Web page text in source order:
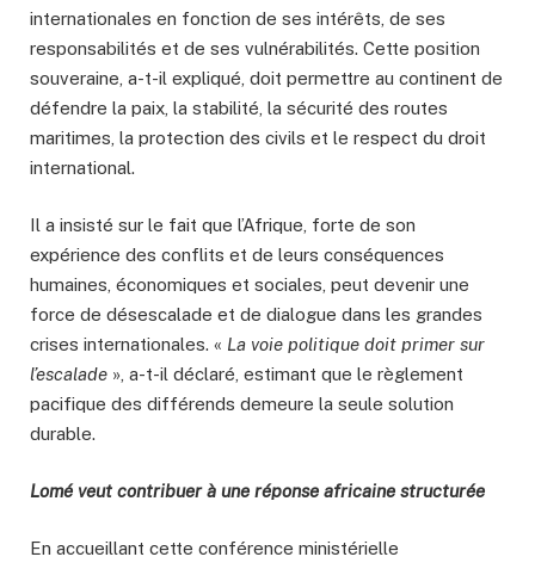
internationales en fonction de ses intérêts, de ses
responsabilités et de ses vulnérabilités. Cette position
souveraine, a-t-il expliqué, doit permettre au continent de
défendre la paix, la stabilité, la sécurité des routes
maritimes, la protection des civils et le respect du droit
international.
Il a insisté sur le fait que l’Afrique, forte de son
expérience des conflits et de leurs conséquences
humaines, économiques et sociales, peut devenir une
force de désescalade et de dialogue dans les grandes
crises internationales. « La voie politique doit primer sur
l’escalade », a-t-il déclaré, estimant que le règlement
pacifique des différends demeure la seule solution
durable.
Lomé veut contribuer à une réponse africaine structurée
En accueillant cette conférence ministérielle